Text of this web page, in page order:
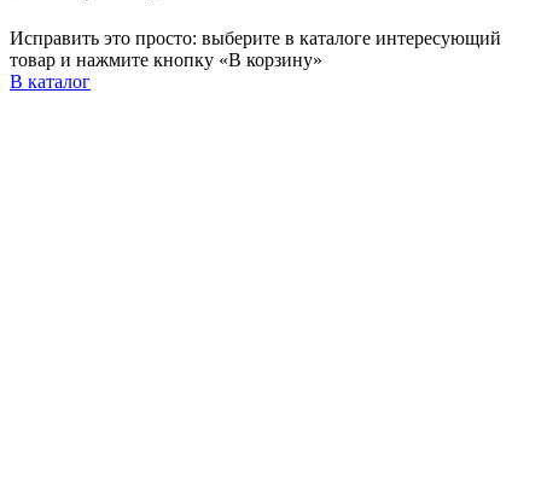
Исправить это просто: выберите в каталоге интересующий
товар и нажмите кнопку «В корзину»
В каталог